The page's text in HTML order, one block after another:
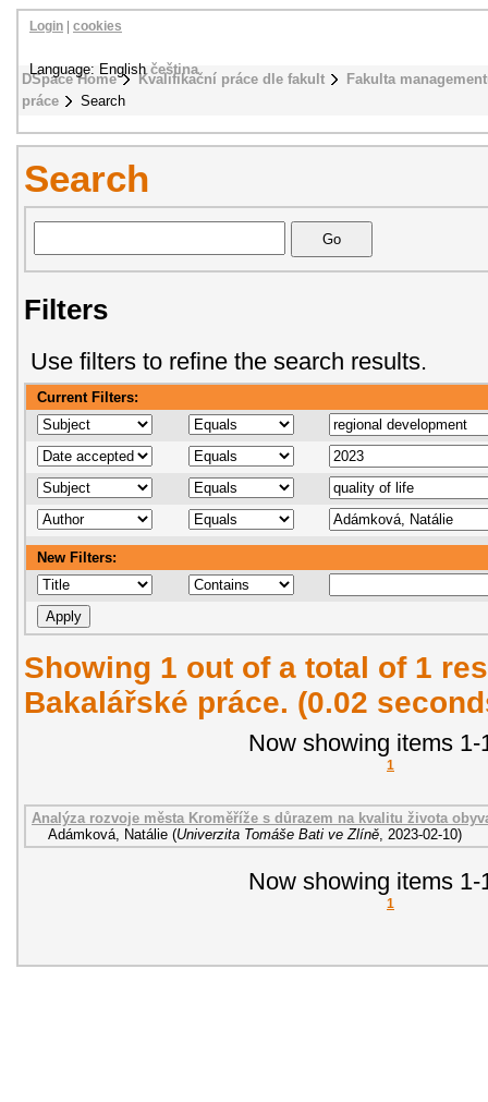
DSpace Home Kvalifikační práce dle fakult
Fakulta
práce
Search
Login cookies
Language: Englishčeština
Search
Filters
Use filters to refine the search results.
Current Filters:
New Filters:
Showing 1 out of a total of 1
Bakalářské práce. (0.02
Now showing items 1-
1
Analýza rozvoje města Kroměříže s důrazem na kvalitu života
Adámková, Natálie (Univerzita Tomáše Bati ve Zlíně, 2023-02-10)
Now showing items 1-
1